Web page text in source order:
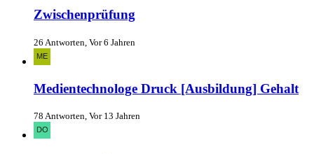
Zwischenprüfung
26 Antworten, Vor 6 Jahren
Medientechnologe Druck [Ausbildung] Gehalt
78 Antworten, Vor 13 Jahren